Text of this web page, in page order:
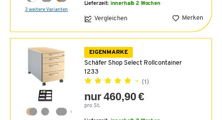
3 weitere Varianten
Lieferzeit: innerhalb 2 Wochen
Vergleichen Merken
EIGENMARKE
Schäfer Shop Select Rollcontainer
1233
(1)
nur 460,90 €
pro St.